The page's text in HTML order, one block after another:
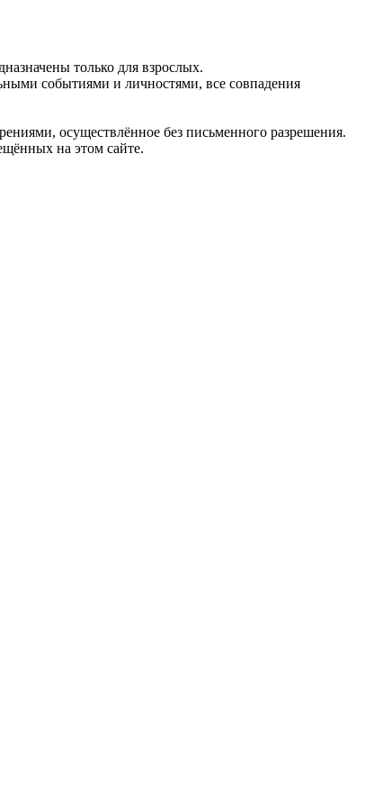
только для взрослых.
событиями и личностями, все совпадения
осуществлённое без письменного разрешения.
на этом сайте.